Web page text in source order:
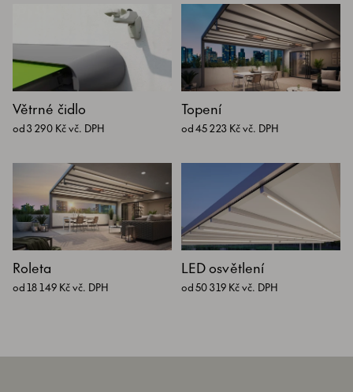
Větrné čidlo
od 3 290 Kč vč. DPH
Topení
od 45 223 Kč vč. DPH
Roleta
od 18 149 Kč vč. DPH
LED osvětlení
od 50 319 Kč vč. DPH